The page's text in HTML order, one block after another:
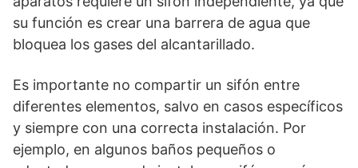
su función es crear una barrera de agua que
bloquea los gases del alcantarillado.
Es importante no compartir un sifón entre
diferentes elementos, salvo en casos específicos
y siempre con una correcta instalación. Por
ejemplo, en algunos baños pequeños o